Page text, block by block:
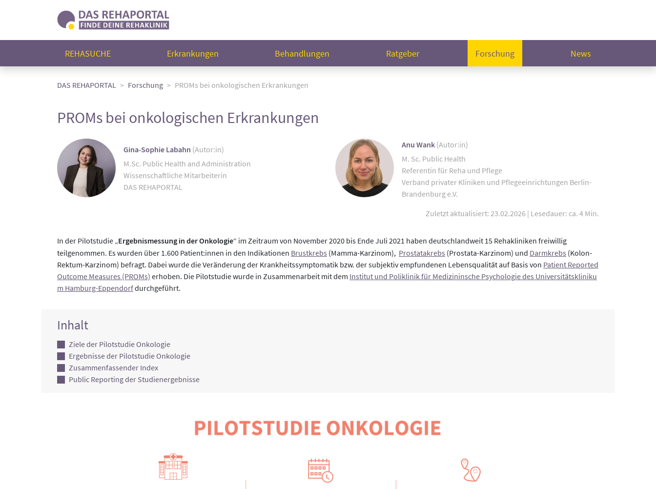
REHASUCHE Erkrankungen Behandlungen Ratgeber Forschung News
DAS REHAPORTAL Forschung PROMs bei onkologischen Erkrankungen
PROMs bei onkologischen Erkrankungen
Gina-Sophie Labahn (Autor:in)
M.Sc. Public Health and Administration
Wissenschaftliche Mitarbeiterin
DAS REHAPORTAL
Anu Wank (Autor:in)
M. Sc. Public Health
Referentin für Reha und Pflege
Verband privater Kliniken und Pflegeeinrichtungen Berlin-
Brandenburg e.V.
Zuletzt aktualisiert: 23.02.2026 | Lesedauer: ca. 4 Min.
In der Pilotstudie „Ergebnismessung in der Onkologie“ im Zeitraum von November 2020 bis Ende Juli 2021 haben deutschlandweit 15 Rehakliniken freiwillig
teilgenommen. Es wurden über 1.600 Patient:innen in den Indikationen Brustkrebs (Mamma-Karzinom), Prostatakrebs (Prostata-Karzinom) und Darmkrebs (Kolon-
Rektum-Karzinom) befragt. Dabei wurde die Veränderung der Krankheitssymptomatik bzw. der subjektiv empfundenen Lebensqualität auf Basis von Patient Reported
Outcome Measures (PROMs) erhoben. Die Pilotstudie wurde in Zusammenarbeit mit dem Institut und Poliklinik für Medizininsche Psychologie des Universitätskliniku
m Hamburg-Eppendorfdurchgeführt.
Inhalt
Ziele der Pilotstudie Onkologie
Ergebnisse der Pilotstudie Onkologie
Zusammenfassender Index
Public Reporting der Studienergebnisse